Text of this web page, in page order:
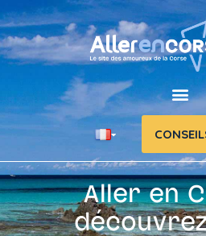
Aller en